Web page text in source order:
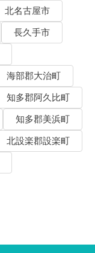
北名古屋市
長久手市
海部郡大治町
知多郡阿久比町
知多郡美浜町
北設楽郡設楽町